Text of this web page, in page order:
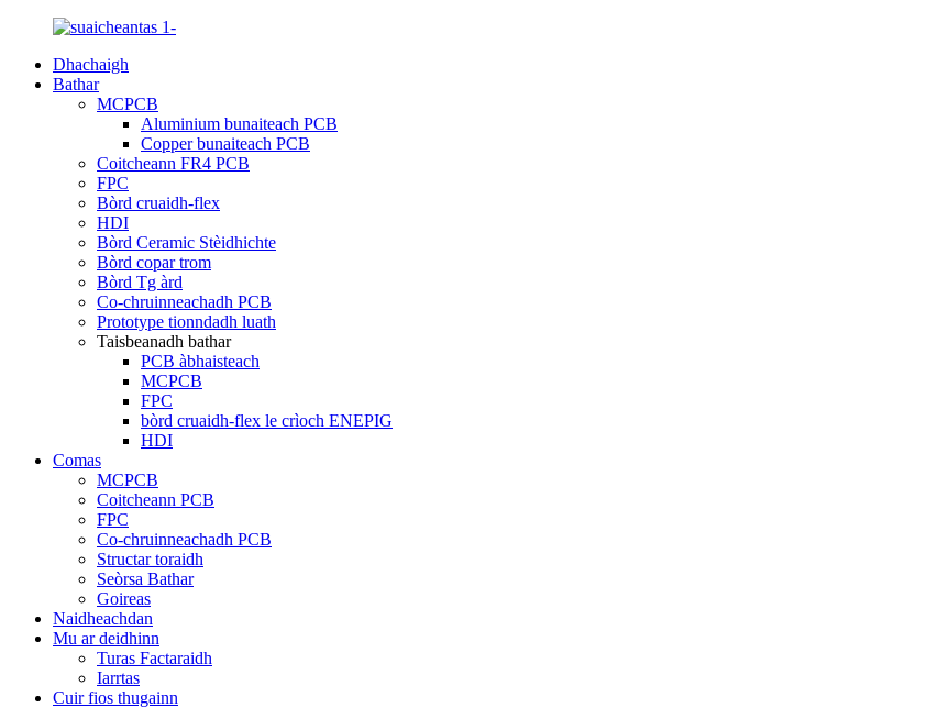
Dhachaigh
Bathar
MCPCB
Aluminium bunaiteach PCB
Copper bunaiteach PCB
Coitcheann FR4 PCB
FPC
Bòrd cruaidh-flex
HDI
Bòrd Ceramic Stèidhichte
Bòrd copar trom
Bòrd Tg àrd
Co-chruinneachadh PCB
Prototype tionndadh luath
Taisbeanadh bathar
PCB àbhaisteach
MCPCB
FPC
bòrd cruaidh-flex le crìoch ENEPIG
HDI
Comas
MCPCB
Coitcheann PCB
FPC
Co-chruinneachadh PCB
Structar toraidh
Seòrsa Bathar
Goireas
Naidheachdan
Mu ar deidhinn
Turas Factaraidh
Iarrtas
Cuir fios thugainn